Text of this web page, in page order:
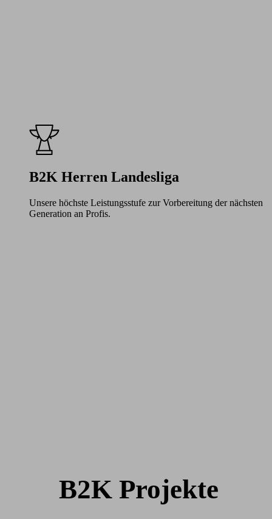
B2K Herren Landesliga
Unsere höchste Leistungsstufe zur Vorbereitung der nächsten
Generation an Profis.
B2K Projekte